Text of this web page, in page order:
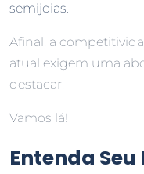
semijoias.
Afinal, a
atual exigem uma
destacar.
Vamos lá!
Entenda